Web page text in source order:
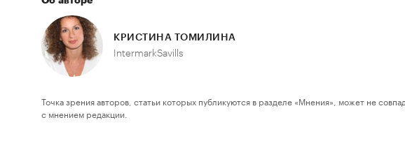
КРИСТИНА ТОМИЛИНА
IntermarkSavills
Точка зрения авторов, статьи которых публикуются в разделе «Мнения», может не
с мнением редакции.